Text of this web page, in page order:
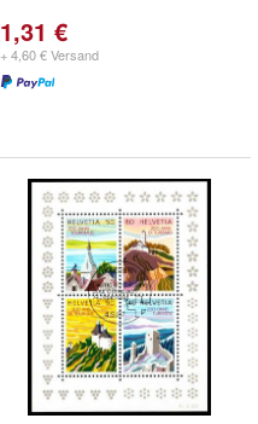
1,31 €
+ 4,60 € Versand